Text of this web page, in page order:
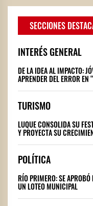
SECCIONES
INTERÉS GENERAL
DE LA IDEA AL IMPACTO:
APRENDER DEL ERROR
TURISMO
LUQUE CONSOLIDA SU
Y PROYECTA SU
POLÍTICA
RÍO PRIMERO: SE APROBÓ
UN LOTEO MUNICIPAL